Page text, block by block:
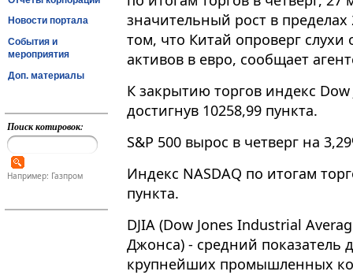
Новости портала
События и
мероприятия
Доп. материалы
Поиск котировок:
Например: Газпром
значительный рост в
том, что Китай опроверг
активов в евро, сообщает
К закрытию торгов индекс
достигнув 10258,99 пункта.
S&P 500 вырос в четверг на
Индекс NASDAQ по итогам
пункта.
DJIA (Dow Jones Industrial
Джонса) - средний показатель
крупнейших промышленных